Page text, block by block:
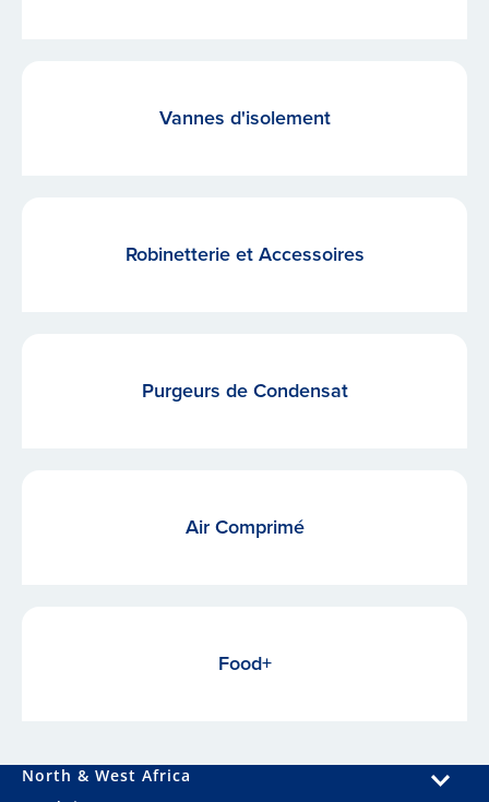
Vannes d'isolement
Robinetterie et Accessoires
Purgeurs de Condensat
Air Comprimé
Food+
North & West Africa